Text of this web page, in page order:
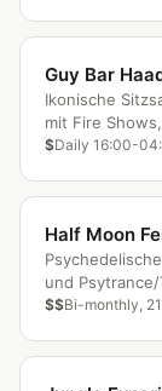
Guy Bar
Ikonische
mit Fire
Atmosphäre.
$Daily 16:00-
Half Moon
und
Alternative zur
$$Bi-monthly,